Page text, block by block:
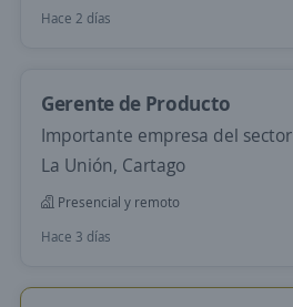
Hace 2 días
Gerente de Producto
Importante empresa del sector
La Unión, Cartago
Presencial y remoto
Hace 3 días